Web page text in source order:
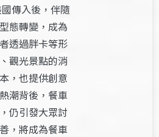
傳入後，伴隨
態轉變，成為
透過胖卡等形
觀光景點的消
，也提供創意
潮背後，餐車
仍引發大眾討
，將成為餐車